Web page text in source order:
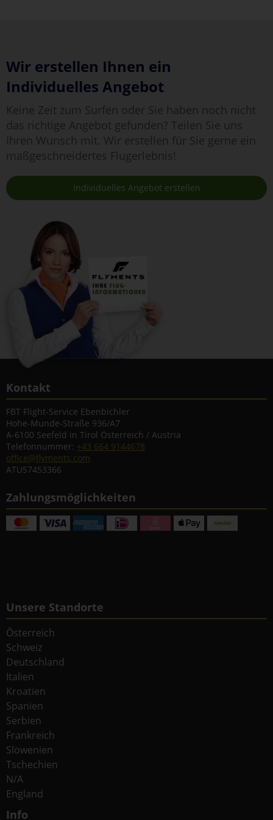
Wir erstellen Ihnen ein
Individuelles Angebot
Keine Zeit zum Surfen oder Sie haben noch nicht
das richtige Angebot gefunden? Teilen Sie uns
Ihren Wunsch mit. Wir erstellen für Sie gerne ein
maßgeschneidertes Flugerlebnis!
Individuelles Angebot erstellen
Kontakt
FBT Flight-Service Ebenbichler
Hohe-Munde-Straße 936/A7
A-6100 Seefeld in Tirol Österreich / Austria
Telefonnummer: +43 664 9144678
office@flyments.com
ATU57453366
Zahlungsmöglichkeiten
Unsere Standorte
Österreich
Schweiz
Deutschland
Italien
Kroatien
Spanien
Serbien
Frankreich
Slowenien
Tschechien
N/A
England
Info